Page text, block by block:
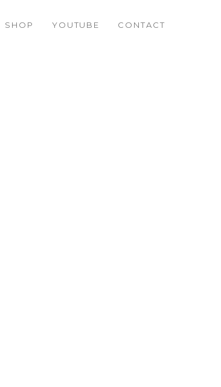
SHOP YOUTUBE CONTACT